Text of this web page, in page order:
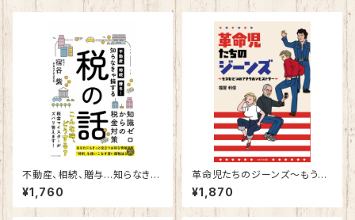
不動産、相続、贈与…知らなきゃ
損する税の話
¥1,760
革命児たちのジーンズ～もうひ
とつのアメリカンヒストリー～
¥1,870